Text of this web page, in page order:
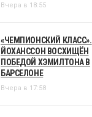
Вчера в 18:55
«ЧЕМПИОНСКИЙ КЛАСС».
ЙОХАНССОН ВОСХИЩЁН
ПОБЕДОЙ ХЭМИЛТОНА В
БАРСЕЛОНЕ
Вчера в 17:58